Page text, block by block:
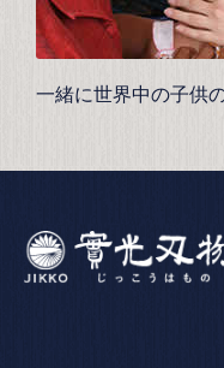
一緒に世界中の子供